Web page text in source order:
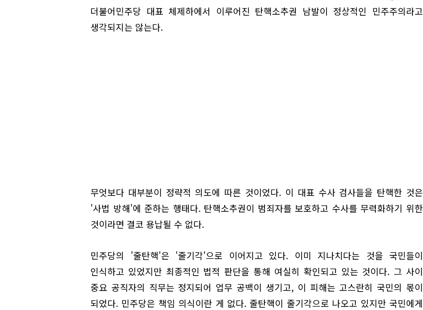
더불어민주당 대표 체제하에서 이루어진 탄핵소추권 남발이 정상적인 민주주의라고
생각되지는 않는다.
무엇보다 대부분이 정략적 의도에 따른 것이었다. 이 대표 수사 검사들을 탄핵한 것은
'사법 방해'에 준하는 행태다. 탄핵소추권이 범죄자를 보호하고 수사를 무력화하기 위한
것이라면 결코 용납될 수 없다.
민주당의 '줄탄핵'은 '줄기각'으로 이어지고 있다. 이미 지나치다는 것을 국민들이
인식하고 있었지만 최종적인 법적 판단을 통해 여실히 확인되고 있는 것이다. 그 사이
중요 공직자의 직무는 정지되어 업무 공백이 생기고, 이 피해는 고스란히 국민의 몫이
되었다. 민주당은 책임 의식이란 게 없다. 줄탄핵이 줄기각으로 나오고 있지만 국민에게